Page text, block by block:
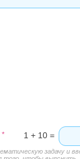
* 1 + 10 =
задачу и